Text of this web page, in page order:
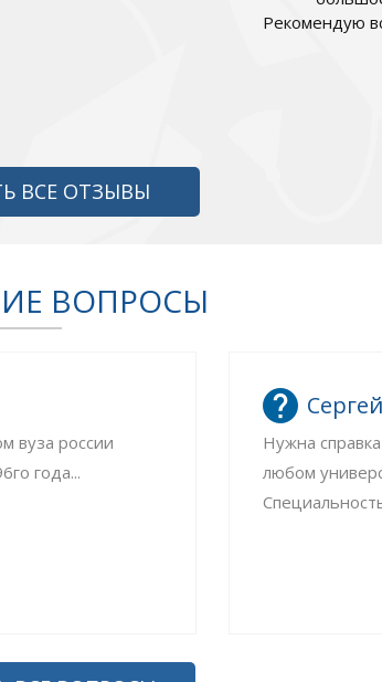
Рекомендую
ВСЕ ОТЗЫВЫ
ВОПРОСЫ
вуза россии
года...
Сергей
Нужна
любом